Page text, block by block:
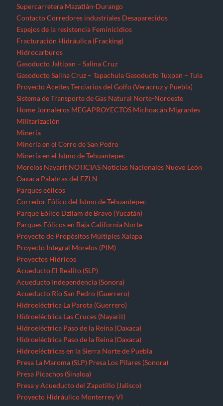
Supercarretera Mazatlán-Durango
Contacto Corredores industriales Desaparecidos
Espejos de la resistencia Feminicidios
Fracturación Hidráulica (Fracking)
Hidrocarburos
Gasoducto Jaltipan – Salina Cruz
Gasoducto Salina Cruz – Tapachula Gasoducto Tuxpan – Tula
Proyecto Aceites Terciarios del Golfo (Veracruz y Puebla)
Sistema de Transporte de Gas Natural Norte-Noroeste
Home Jornaleros MEGAPROYECTOS Michoacán Migrantes
Militarización
Minería
Minería en el Cerro de San Pedro
Minería en el Istmo de Tehuantepec
Morelos Nayarit NOTICIAS Noticias Nacionales Nuevo León
Oaxaca Palabras del EZLN
Parques eólicos
Corredor Eólico del Istmo de Tehuantepec
Parque Eólico Dzilam de Bravo (Yucatán)
Parques Eólicos en Baja California Norte
Proyecto de Propósitos Múltiples Xalapa
Proyecto Integral Morelos (PIM)
Proyectos Hídricos
Acueducto El Realito (SLP)
Acueducto Independencia (Sonora)
Acueducto Río San Pedro (Guerrero)
Hidroeléctrica La Parota (Guerrero)
Hidroeléctrica Las Cruces (Nayarit)
Hidroeléctrica Paso de la Reina (Oaxaca)
Hidroeléctrica Paso de la Reina (Oaxaca)
Hidroeléctricas en la Sierra Norte de Puebla
Presa La Maroma (SLP) Presa Los Pilares (Sonora)
Presa Picachos (Sinaloa)
Presa y Acueducto del Zapotillo (Jalisco)
Proyecto Hidráulico Monterrey VI